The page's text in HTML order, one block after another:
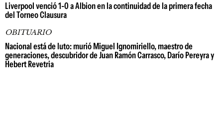
Liverpool venció 1-0 a Albion en la continuidad de la primera fecha
del Torneo Clausura
OBITUARIO
Nacional está de luto: murió Miguel Ignomiriello, maestro de
generaciones, descubridor de Juan Ramón Carrasco, Darío Pereyra y
Hebert Revetria